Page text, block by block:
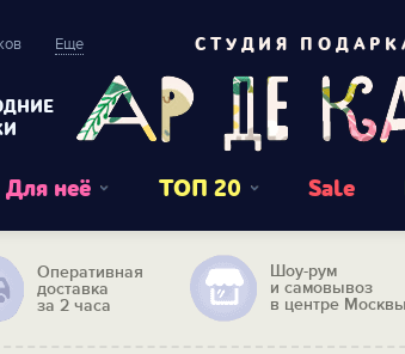
Еще СТУДИЯ
Для неё ТОП 20 Sale
Оперативная
доставка
за 2 часа
Шоу-рум
и самовывоз
в центре Москвы